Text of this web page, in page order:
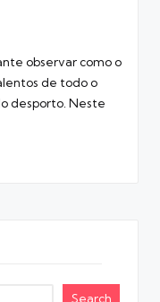
observar como o
de todo o
desporto. Neste
Search